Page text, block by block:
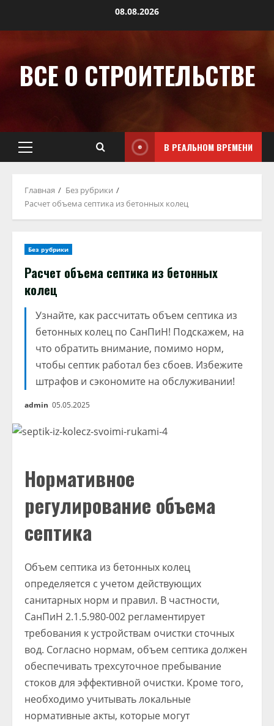
08.08.2026
ВСЕ О СТРОИТЕЛЬСТВЕ
В РЕАЛЬНОМ ВРЕМЕНИ
Главная
Без рубрики
Расчет объема септика из бетонных колец
Без рубрики
Расчет объема септика из бетонных
колец
Узнайте, как рассчитать объем септика из
бетонных колец по СанПиН! Подскажем, на
что обратить внимание, помимо норм,
чтобы септик работал без сбоев. Избежите
штрафов и сэкономите на обслуживании!
admin 05.05.2025
Нормативное
регулирование объема
септика
Объем септика из бетонных колец
определяется с учетом действующих
санитарных норм и правил. В частности,
СанПиН 2.1.5.980-002 регламентирует
требования к устройствам очистки сточных
вод. Согласно нормам, объем септика должен
обеспечивать трехсуточное пребывание
стоков для эффективной очистки. Кроме того,
необходимо учитывать локальные
нормативные акты, которые могут